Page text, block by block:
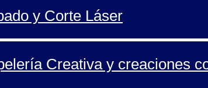
y Corte Láser
Creativa y creaciones